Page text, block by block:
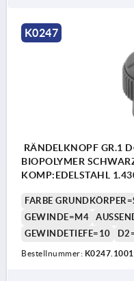
K0247
RÄNDELKNOPF GR.1
BIOPOLYMER
KOMP:EDELSTAHL
FARBE
GEWINDE=M4
GEWINDETIEFE=10
Bestellnummer: